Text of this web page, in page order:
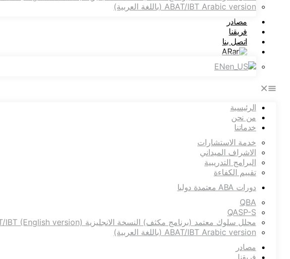
ABAT/IBT Arabic version (باللغة العربية)
مصادر
فريقنا
اتصل بنا
AR
EN
الرئيسية
من نحن
خدماتنا
خدمة الاستشارات
الاشراف الميداني
البرامج التدريبية
تقييم الكفاءة
دورات ABA معتمدة دوليا
QBA
QASP-S
محلل سلوك معتمد (برنامج مكثف) النسخة الانجليزية ABAT/IBT (English version)
ABAT/IBT Arabic version (باللغة العربية)
مصادر
فريقنا